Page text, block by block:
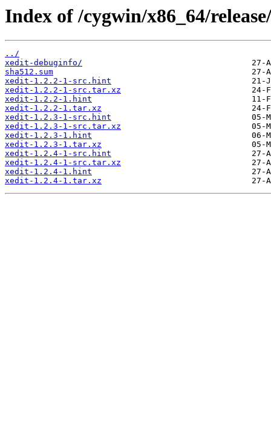
Index of /cygwin/x86_64/
../
xedit-debuginfo/
sha512.sum
xedit-1.2.2-1-src.hint
xedit-1.2.2-1-src.tar.xz
xedit-1.2.2-1.hint
xedit-1.2.2-1.tar.xz
xedit-1.2.3-1-src.hint
xedit-1.2.3-1-src.tar.xz
xedit-1.2.3-1.hint
xedit-1.2.3-1.tar.xz
xedit-1.2.4-1-src.hint
xedit-1.2.4-1-src.tar.xz
xedit-1.2.4-1.hint
xedit-1.2.4-1.tar.xz